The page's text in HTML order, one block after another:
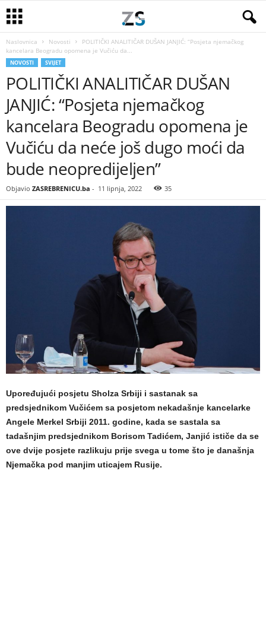
Naslovnica Novosti
POLITIČKI ANALITIČAR DUŠAN JANJIĆ: “Posjeta njemačkog
kancelara Beogradu opomena je Vučiću da...
NOVOSTI SVIJET
POLITIČKI ANALITIČAR DUŠAN
JANJIĆ: “Posjeta njemačkog
kancelara Beogradu opomena je
Vučiću da neće još dugo moći da
bude neopredijeljen”
Objavio ZASREBRENICU.ba - 11 lipnja, 2022 35
Upoređujući posjetu Sholza Srbiji i sastanak sa
predsjednikom Vučićem sa posjetom nekadašnje kancelarke
Angele Merkel Srbiji 2011. godine, kada se sastala sa
tadašnjim predsjednikom Borisom Tadićem, Janjić ističe da se
ove dvije posjete razlikuju prije svega u tome što je današnja
Njemačka pod manjim uticajem Rusije.